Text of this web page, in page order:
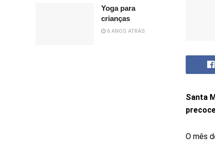
Santa
O mês
Yoga para
crianças
6 ANOS ATRÁS